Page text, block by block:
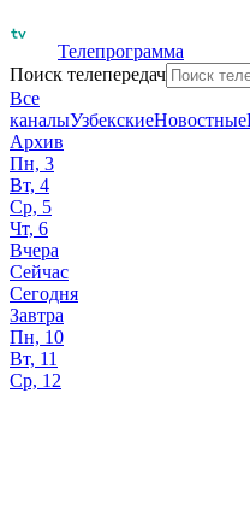
Телепрограмма
Поиск телепередач
Все
каналыУзбекскиеНовостные
Архив
Пн, 3
Вт, 4
Ср, 5
Чт, 6
Вчера
Сейчас
Сегодня
Завтра
Пн, 10
Вт, 11
Ср, 12